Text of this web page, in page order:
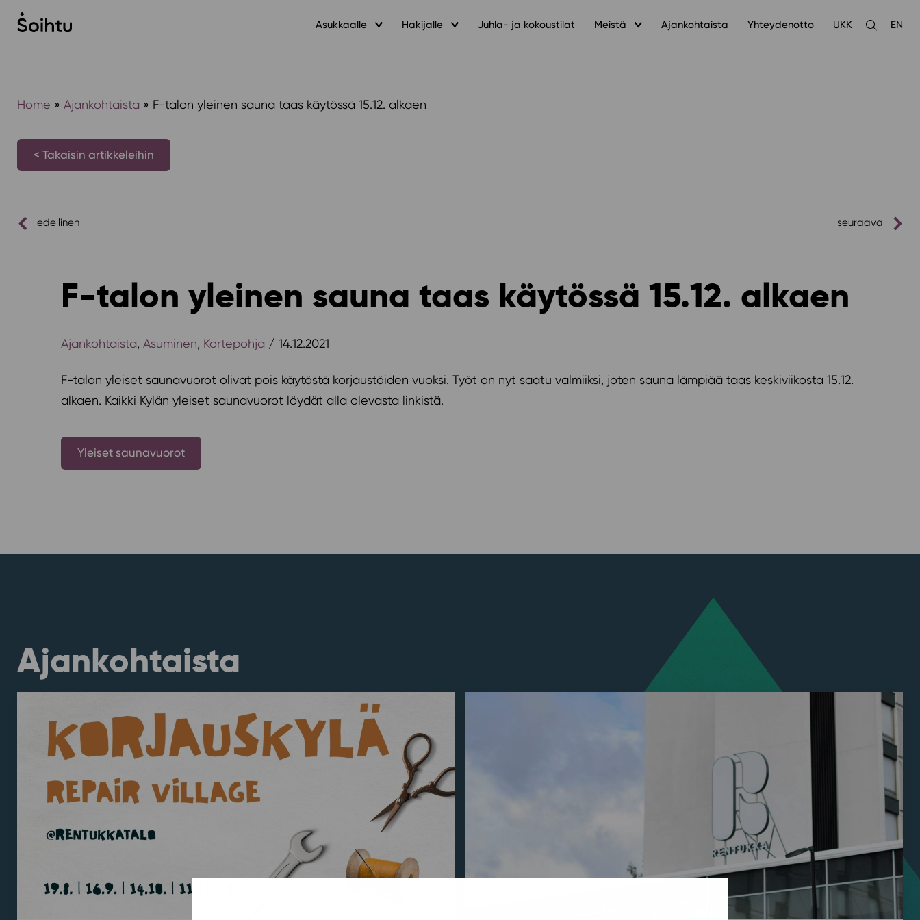
Siirry
sisältöön
Asukkaalle Hakijalle Juhla- ja kokoustilat Meistä Ajankohtaista Yhteydenotto UKK
Avaa
EN
Home » Ajankohtaista » F-talon yleinen sauna taas käytössä 15.12. alkaen
< Takaisin artikkeleihin
edellinen seuraava
F-talon yleinen sauna taas käytössä 15.12. alkaen
Ajankohtaista, Asuminen, Kortepohja / 14.12.2021
F-talon yleiset saunavuorot olivat pois käytöstä korjaustöiden vuoksi. Työt on nyt saatu valmiiksi, joten sauna lämpiää taas keskiviikosta 15.12.
alkaen. Kaikki Kylän yleiset saunavuorot löydät alla olevasta linkistä.
Yleiset saunavuorot
Ajankohtaista